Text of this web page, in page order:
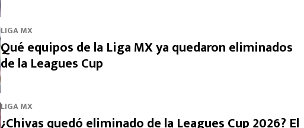
LIGA MX
Qué equipos de la Liga MX ya quedaron eliminados
de la Leagues Cup
LIGA MX